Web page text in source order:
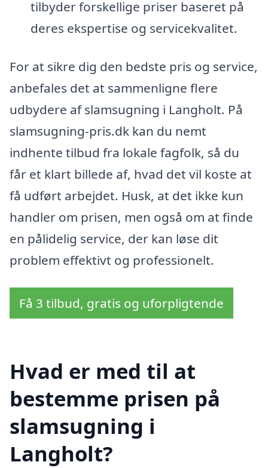
tilbyder forskellige priser baseret på
deres ekspertise og servicekvalitet.
For at sikre dig den bedste pris og service,
anbefales det at sammenligne flere
udbydere af slamsugning i Langholt. På
slamsugning-pris.dk kan du nemt
indhente tilbud fra lokale fagfolk, så du
får et klart billede af, hvad det vil koste at
få udført arbejdet. Husk, at det ikke kun
handler om prisen, men også om at finde
en pålidelig service, der kan løse dit
problem effektivt og professionelt.
Få 3 tilbud, gratis og uforpligtende
Hvad er med til at
bestemme prisen på
slamsugning i
Langholt?